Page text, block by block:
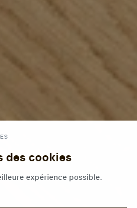
des cookies
expérience possible.